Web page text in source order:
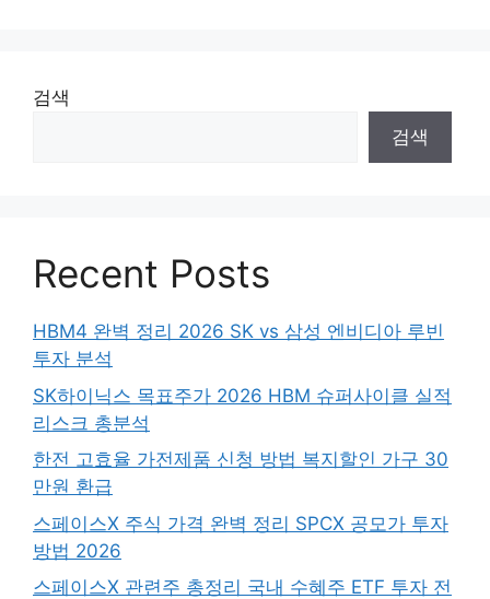
검색
검색
Recent Posts
HBM4 완벽 정리 2026 SK vs 삼성 엔비디아 루빈
투자 분석
SK하이닉스 목표주가 2026 HBM 슈퍼사이클 실적
리스크 총분석
한전 고효율 가전제품 신청 방법 복지할인 가구 30
만원 환급
스페이스X 주식 가격 완벽 정리 SPCX 공모가 투자
방법 2026
스페이스X 관련주 총정리 국내 수혜주 ETF 투자 전